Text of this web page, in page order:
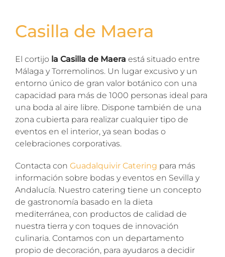
Casilla de Maera
El cortijo la Casilla de Maera está situado entre
Málaga y Torremolinos. Un lugar excusivo y un
entorno único de gran valor botánico con una
capacidad para más de 1000 personas ideal para
una boda al aire libre. Dispone también de una
zona cubierta para realizar cualquier tipo de
eventos en el interior, ya sean bodas o
celebraciones corporativas.
Contacta con Guadalquivir Catering para más
información sobre bodas y eventos en Sevilla y
Andalucía. Nuestro catering tiene un concepto
de gastronomía basado en la dieta
mediterránea, con productos de calidad de
nuestra tierra y con toques de innovación
culinaria. Contamos con un departamento
propio de decoración, para ayudaros a decidir